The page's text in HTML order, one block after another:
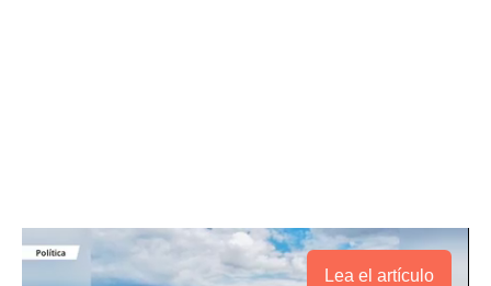
Lea el artículo